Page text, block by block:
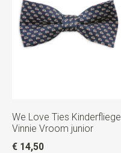
We Love Ties Kinderfliege
Vinnie Vroom junior
€ 14,50